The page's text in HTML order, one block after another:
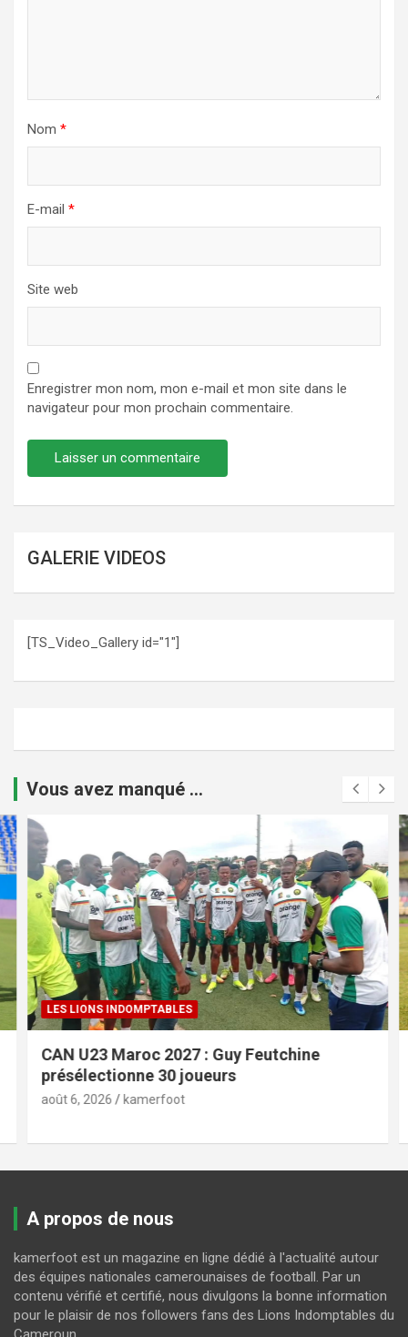
Nom *
E-mail *
Site web
Enregistrer mon nom, mon e-mail et mon site dans le
navigateur pour mon prochain commentaire.
GALERIE VIDEOS
[TS_Video_Gallery id="1"]
Vous avez manqué ...
LES LIONS INDOMPTABLES
CAN U23 Maroc 2027 : Guy Feutchine
présélectionne 30 joueurs
août 6, 2026 kamerfoot
A propos de nous
kamerfoot est un magazine en ligne dédié à l'actualité autour
des équipes nationales camerounaises de football. Par un
contenu vérifié et certifié, nous divulgons la bonne information
pour le plaisir de nos followers fans des Lions Indomptables du